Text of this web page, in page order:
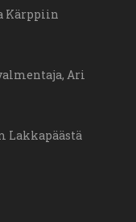
Kärppiin
Ari
Lakkapäästä